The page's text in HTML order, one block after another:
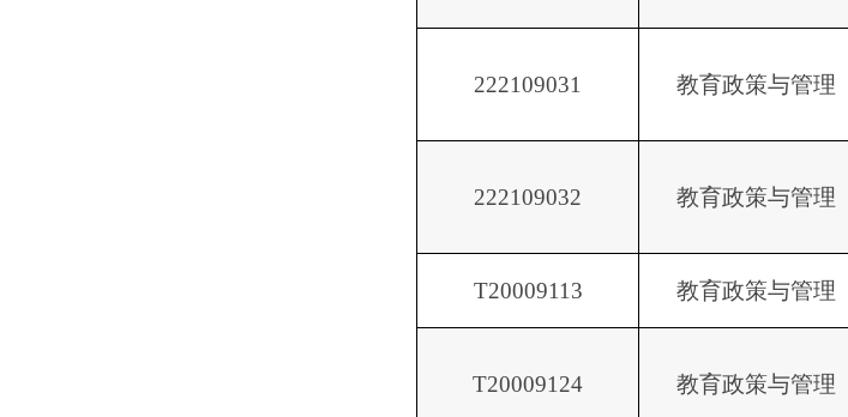
222109031 教育政策与管理
222109032 教育政策与管理
T20009113 教育政策与管理
T20009124 教育政策与管理